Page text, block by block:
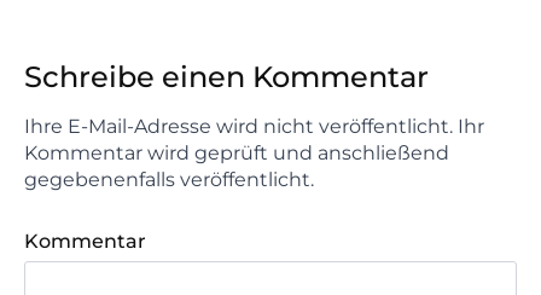
Schreibe einen Kommentar
Ihre E-Mail-Adresse wird nicht veröffentlicht. Ihr
Kommentar wird geprüft und anschließend
gegebenenfalls veröffentlicht.
Kommentar